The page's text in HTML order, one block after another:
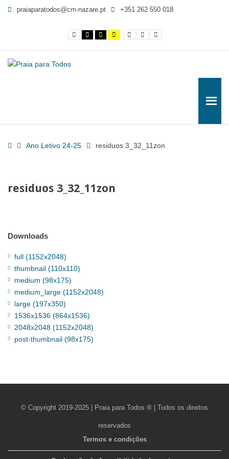
residuos
para
Todos
praiaparatodos@cm-nazare.pt +351 262 550 018
Contraste
normal
Contraste
preto
branco
Contraste
preto
amarelo
Yellow
and
contrast
Smaller
Font
Letra
por maior
HomeAno Letivo 24-25 residuos 3_32_11zon
residuos 3_32_11zon
Downloads
full (1152x2048)
thumbnail (110x110)
medium (98x175)
medium_large (1152x2048)
large (197x350)
1536x1536 (864x1536)
2048x2048 (1152x2048)
post-thumbnail (98x175)
© Copyright 2019-2025 | Praia para Todos ® | Todos os direitos
reservados
Termos e condições